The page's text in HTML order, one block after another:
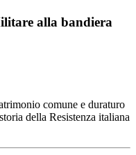
alla bandiera
comune e duraturo
della Resistenza italiana